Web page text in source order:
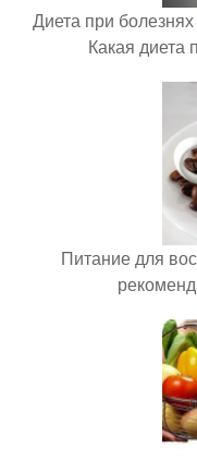
Диета при
Какая диета
Питание для